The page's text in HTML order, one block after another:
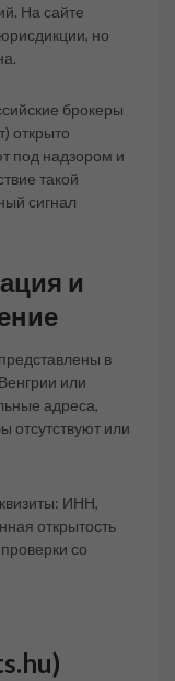
На сайте
но
брокеры
открыто
под надзором и
такой
сигнал
и
в
или
адреса,
отсутствуют или
ИНН,
открытость
со